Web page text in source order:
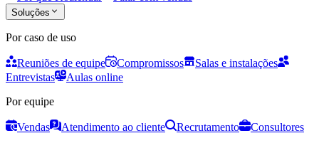
Soluções
Por caso de uso
Reuniões de equipe Compromissos
Salas e instalações
Entrevistas
Aulas online
Por equipe
Vendas Atendimento ao cliente Recrutamento
Consultores